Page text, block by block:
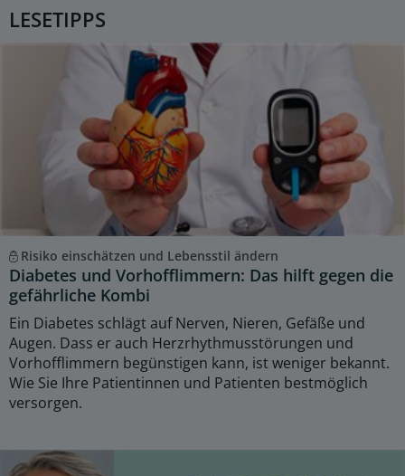
LESETIPPS
Risiko einschätzen und Lebensstil ändern
Diabetes und Vorhofflimmern: Das hilft gegen die
gefährliche Kombi
Ein Diabetes schlägt auf Nerven, Nieren, Gefäße und
Augen. Dass er auch Herzrhythmusstörungen und
Vorhofflimmern begünstigen kann, ist weniger bekannt.
Wie Sie Ihre Patientinnen und Patienten bestmöglich
versorgen.